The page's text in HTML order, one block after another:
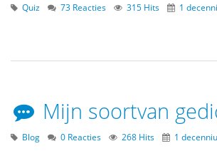
Quiz 73 Reacties 315 Hits 1
Mijn soortvan
Blog 0 Reacties 268 Hits 1